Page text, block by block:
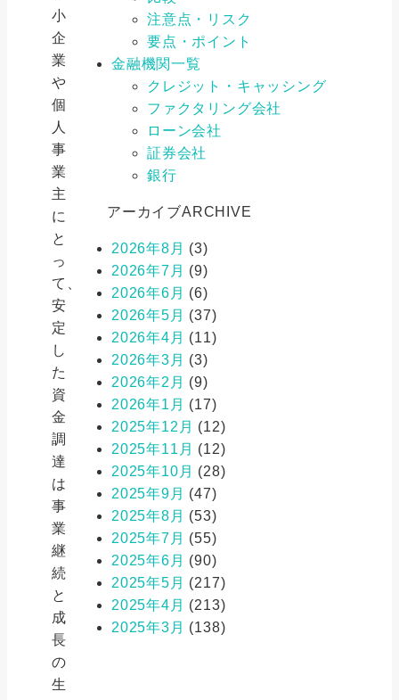
小
企
業
や
個
人
事
業
主
に
と
っ
て、
安
定
し
た
資
金
調
達
は
事
業
継
続
と
成
長
の
生
注意点・リスク
要点・ポイント
金融機関一覧
クレジット・キャッシング
ファクタリング会社
ローン会社
証券会社
銀行
アーカイブARCHIVE
2026年8月 (3)
2026年7月 (9)
2026年6月 (6)
2026年5月 (37)
2026年4月 (11)
2026年3月 (3)
2026年2月 (9)
2026年1月 (17)
2025年12月 (12)
2025年11月 (12)
2025年10月 (28)
2025年9月 (47)
2025年8月 (53)
2025年7月 (55)
2025年6月 (90)
2025年5月 (217)
2025年4月 (213)
2025年3月 (138)